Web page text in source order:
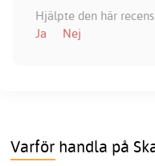
Hjälpte den här
Ja
Nej
Varför handla på